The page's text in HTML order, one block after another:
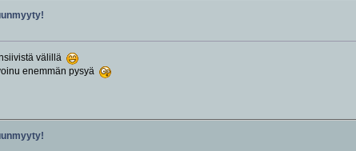
välillä
enemmän pysyä